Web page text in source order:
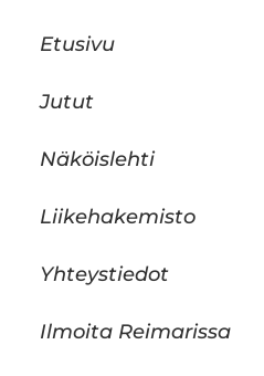
Etusivu
Jutut
Näköislehti
Liikehakemisto
Yhteystiedot
Ilmoita Reimarissa